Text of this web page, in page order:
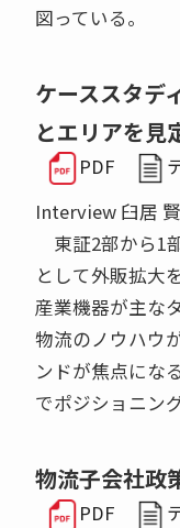
図っている。
ケーススタ
とエリアを見
PDF
Interview 臼居
東証2部から1
として外販拡大
産業機器が主な
物流のノウハウ
ンドが焦点にな
でポジショニン
物流子会社政
PDF